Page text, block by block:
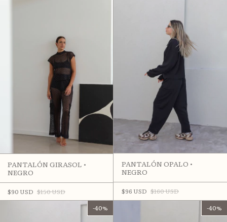
PANTALÓN GIRASOL •
NEGRO
$90 USD $150 USD
PANTALÓN OPALO •
NEGRO
$96 USD $160 USD
-40% -40%